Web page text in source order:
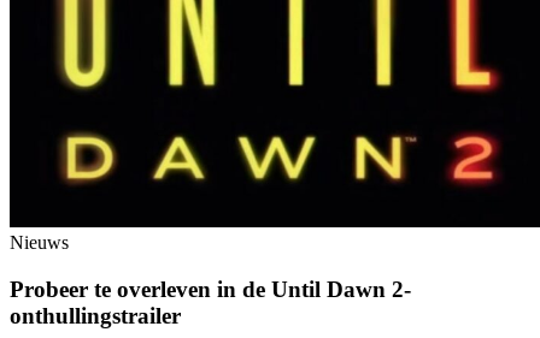
Nieuws
Probeer te overleven in de Until Dawn 2-
onthullingstrailer